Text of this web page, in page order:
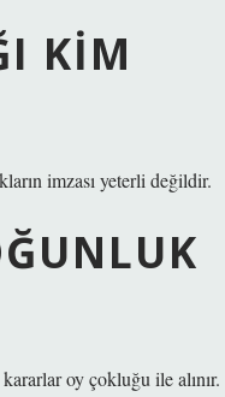
KIM
imzası yeterli değildir.
oy çokluğu ile alınır.